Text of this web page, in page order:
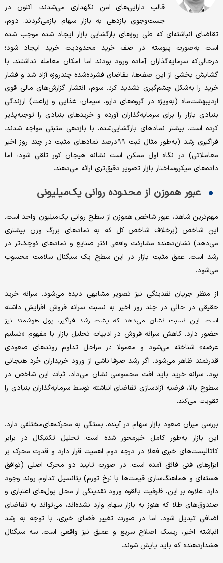
قالب دارایی‌های امن نگهداری می‌شدند، اکنون در
جست‌وجوی بازدهی به بازار سهام بازمی‌گردند. دوم،
تقاضای انباشته‌ای که طی روزهای بازگشایی بازار ایجاد شده موجب شده
است به‌صورت پیوسته در صف خرید محدودیت خرید ایجاد شود؛
درحالی‌که سرمایه‌گذاران آماده ورود بودند اما امکان معامله نداشتند. با
گشایش بخشی از این صف‌ها، تقاضای فشرده‌شده چندروزه آزاد شد و فشار
خرید را به‌شکل چشم‌گیری تشدید کرد. سوم، انتشار گزارش‌های مالی قوی
اردیبهشت‌ماه (به‌ویژه در گروه‌های دارو، سیمان، غذایی و زراعت) ارزندگی
بنیادی بازار را برای سرمایه‌گذاران آورده و خریدهای بنیادی را توجیه‌پذیر
کرده است. بیشتر نمادهای بازگشایی‌شده، با بازدهی مثبتی مواجه شدند.
فراگیری رشد (به‌طور مثال ثبت ۹۹درصد نمادهای مثبت در چند روز اخیر
معاملاتی) در نگاه اول ممکن است نشانه هیجان کور تلقی شود، اما
داده‌های میکروساختار بازار تصویر دقیق‌تری ارائه می‌دهند.
عبور هموزن از محدوده روانی یک‌میلیونی
مهم‌ترین شاهد، عبور شاخص هموزن از سطح روانی یک‌میلیون واحد است.
این شاخص (برخلاف شاخص کل که به نمادهای بزرگ وزن بیشتری
می‌دهد) نشان‌دهنده مشارکت واقعی اکثر صنایع و نمادهای کوچک‌تر در
رشد است. عمق مثبت بازار در این سطح یک سیگنال سلامت محسوب
می‌شود.
از منظر جریان نقدینگی نیز تصویر مشابهی دیده می‌شود. سرانه خرید
حقیقی در حالی در چند روز اخیر به نسبت سرانه فروش افزایش داشته
است. این نسبت نشان می‌دهد که پشت رشد فراگیر، پول هوشمند نیز
حضور دارد. کاهش سرانه فروش در ادبیات تحلیل بازار با مفهوم «تسلیم
عرضه» شناخته می‌شود و معمولا در مراحل تداوم روندهای صعودی
قدرتمند ظاهر می‌شود. اگر رشد صرفا ناشی از ورود خریداران خُرد هیجانی
بود، سرانه خرید باید افت محسوسی نشان می‌داد. ثبات این شاخص در
سطوح بالا، فرضیه آزادسازی تقاضای انباشته توسط سرمایه‌گذاران بنیادی را
تقویت می‌کند.
بررسی میزان صعود بازار سهام در آینده، بستگی به محرک‌های‌مختلفی دارد.
این بازار به‌طور کامل خبرمحور شده است. تحلیل تکنیکال در برابر
کاتالیست‌های خبری فعلا در درجه دوم اهمیت قرار دارد و قدرت محرک بر
ابزارهای فنی فائق آمده است. در صورت تایید دو محرک اصلی (توافق
هسته‌ای و هماهنگ‌سازی قیمت‌ها با نرخ تورم) پتانسیل تداوم روند وجود
دارد. علاوه بر این، ظرفیت بالقوه ورود نقدینگی از محل پول‌های اعتباری و
صندوق‌های طلا که هنوز به بازار سهام وارد نشده‌اند، می‌تواند به تقاضای
اضافی تبدیل شود. اما در صورت تغییر فضای خبری، با توجه به رشد
انباشته اخیر، ریسک اصلاح سریع و عمیق نیز واقعی است. سه سیگنال
هشداردهنده که باید پایش شوند.